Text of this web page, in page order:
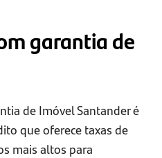
garantia de
de Imóvel Santander é
que oferece taxas de
mais altos para